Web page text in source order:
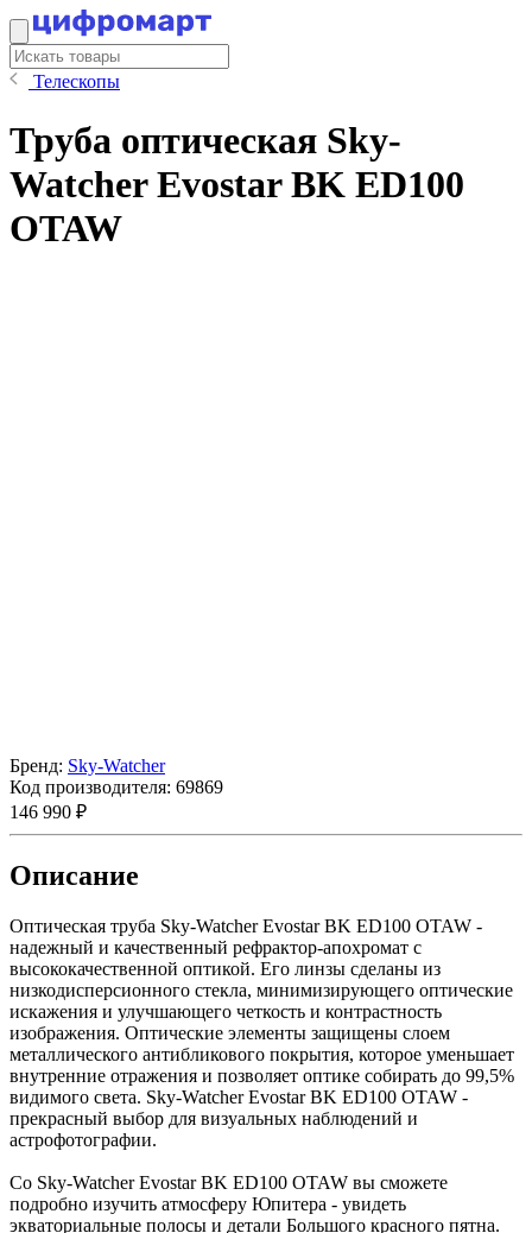
Телескопы
Труба оптическая Sky-
Watcher Evostar BK ED100
OTAW
Бренд: Sky-Watcher
Код производителя: 69869
146 990 ₽
Описание
Оптическая труба Sky-Watcher Evostar BK ED100 OTAW -
надежный и качественный рефрактор-апохромат с
высококачественной оптикой. Его линзы сделаны из
низкодисперсионного стекла, минимизирующего оптические
искажения и улучшающего четкость и контрастность
изображения. Оптические элементы защищены слоем
металлического антибликового покрытия, которое уменьшает
внутренние отражения и позволяет оптике собирать до 99,5%
видимого света. Sky-Watcher Evostar BK ED100 OTAW -
прекрасный выбор для визуальных наблюдений и
астрофотографии.
Со Sky-Watcher Evostar BK ED100 OTAW вы сможете
подробно изучить атмосферу Юпитера - увидеть
экваториальные полосы и детали Большого красного пятна.